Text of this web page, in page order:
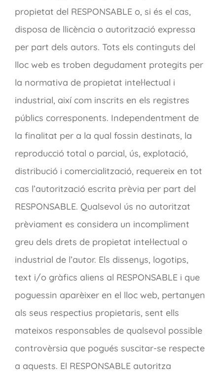
propietat del RESPONSABLE o, si és el cas,
disposa de llicència o autorització expressa
per part dels autors. Tots els continguts del
lloc web es troben degudament protegits per
la normativa de propietat intel·lectual i
industrial, així com inscrits en els registres
públics corresponents. Independentment de
la finalitat per a la qual fossin destinats, la
reproducció total o parcial, ús, explotació,
distribució i comercialització, requereix en tot
cas l’autorització escrita prèvia per part del
RESPONSABLE. Qualsevol ús no autoritzat
prèviament es considera un incompliment
greu dels drets de propietat intel·lectual o
industrial de l’autor. Els dissenys, logotips,
text i/o gràfics aliens al RESPONSABLE i que
poguessin aparèixer en el lloc web, pertanyen
als seus respectius propietaris, sent ells
mateixos responsables de qualsevol possible
controvèrsia que pogués suscitar-se respecte
a aquests. El RESPONSABLE autoritza